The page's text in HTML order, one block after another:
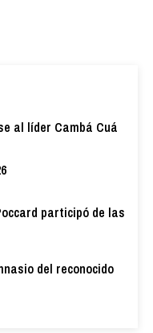
al líder Cambá Cuá
participó de las
del reconocido